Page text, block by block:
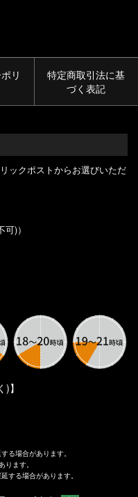
リ
特定商取引法に基
づく表記
ックポストからお選びいただ
)）
】
る場合があります。
ます。
する場合があります。